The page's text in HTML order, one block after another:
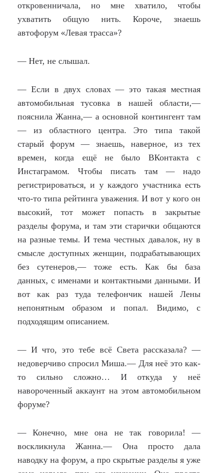
откровенничала, но мне хватило, чтобы
ухватить общую нить. Короче, знаешь
автофорум «Левая трасса»?
— Нет, не слышал.
— Если в двух словах — это такая местная
автомобильная тусовка в нашей области,—
пояснила Жанна,— а основной контингент там
— из областного центра. Это типа такой
старый форум — знаешь, наверное, из тех
времен, когда ещё не было ВКонтакта с
Инстаграмом. Чтобы писать там — надо
регистрироваться, и у каждого участника есть
что-то типа рейтинга уважения. И вот у кого он
высокий, тот может попасть в закрытые
разделы форума, и там эти старички общаются
на разные темы. И тема честных давалок, ну в
смысле доступных женщин, подрабатывающих
без сутенеров,— тоже есть. Как бы база
данных, с именами и контактными данными. И
вот как раз туда телефончик нашей Лены
непонятным образом и попал. Видимо, с
подходящим описанием.
— И что, это тебе всё Света рассказала? —
недоверчиво спросил Миша.— Для неё это как-
то сильно сложно… И откуда у неё
навороченный аккаунт на этом автомобильном
форуме?
— Конечно, мне она не так говорила! —
воскликнула Жанна.— Она просто дала
наводку на форум, а про скрытые разделы я уже